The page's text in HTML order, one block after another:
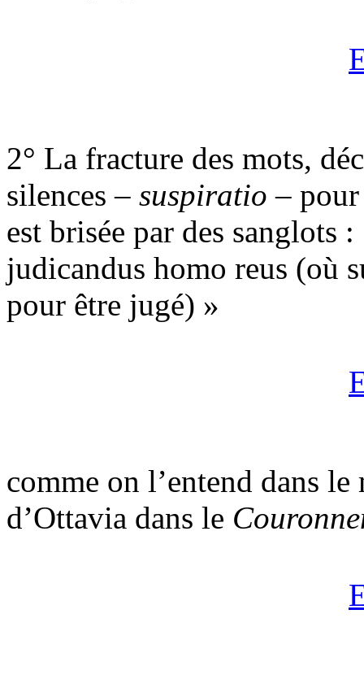
2° La fracture des mots,
silences – suspiratio –
est brisée par des sanglots
judicandus homo reus (où
pour être jugé) »
comme on l’entend dans
d’Ottavia dans le